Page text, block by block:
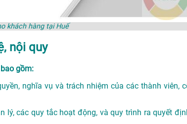
khách hàng tại Huế
nội quy
gồm:
nghĩa vụ và trách nhiệm của các thành viên,
lý, các quy tắc hoạt động, và quy trình ra quyết